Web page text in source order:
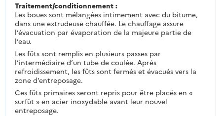
Traitement/conditionnement :
Les boues sont mélangées intimement avec du bitume,
dans une extrudeuse chauffée. Le chauffage assure
l’évacuation par évaporation de la majeure partie de
l’eau.
Les fûts sont remplis en plusieurs passes par
l’intermédiaire d’un tube de coulée. Après
refroidissement, les fûts sont fermés et évacués vers la
zone d’entreposage.
Ces fûts primaires seront repris pour être placés en «
surfût » en acier inoxydable avant leur nouvel
entreposage.